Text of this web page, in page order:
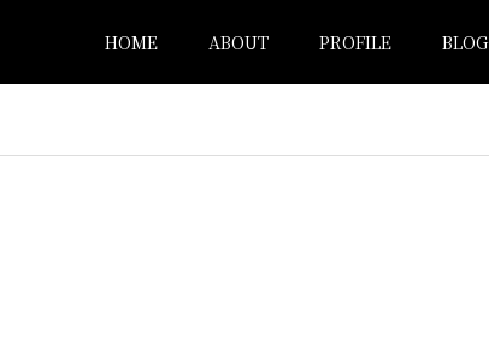
HOME ABOUT PROFILE BLOG